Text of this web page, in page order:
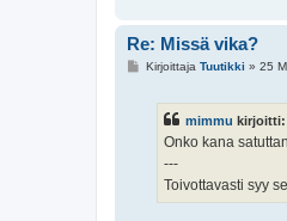
Re: Missä vika?
VKirjoittaja Tuutikki » 25
mimmu kirjoitti:
Onko kana
---
Toivottavasti syy